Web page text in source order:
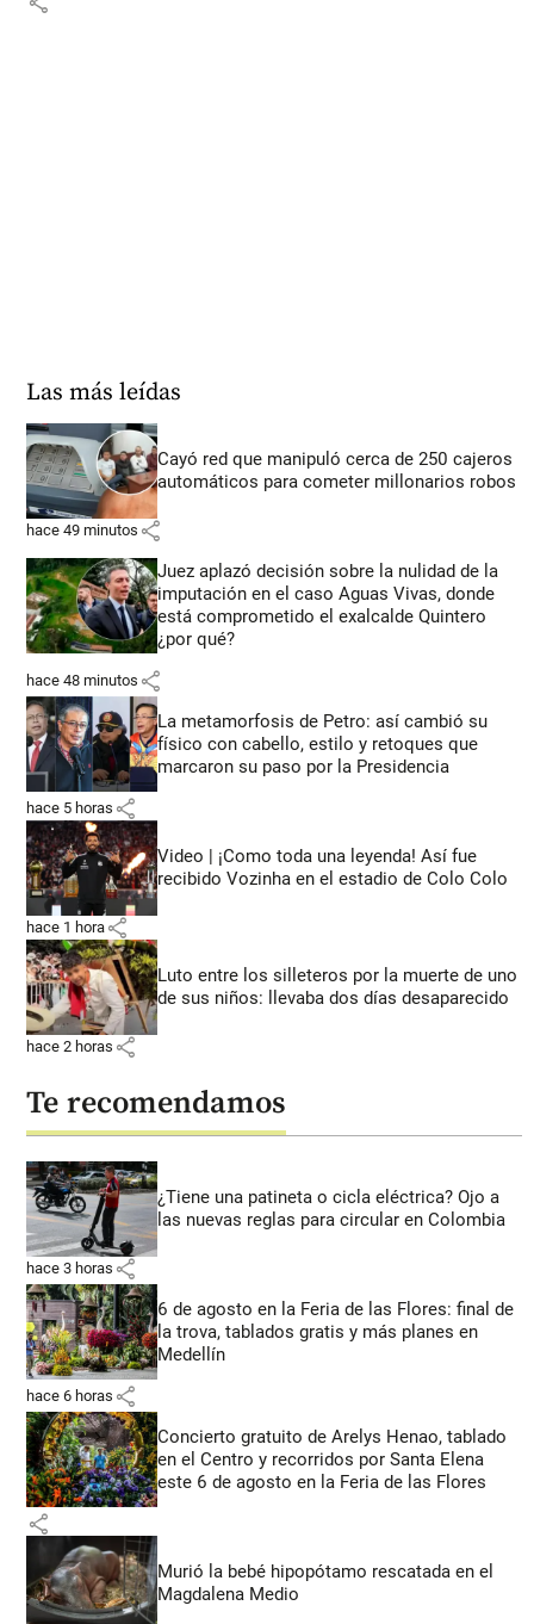
Las más leídas
Cayó red que manipuló cerca de 250 cajeros
automáticos para cometer millonarios robos
hace 49 minutos share
Juez aplazó decisión sobre la nulidad de la
imputación en el caso Aguas Vivas, donde
está comprometido el exalcalde Quintero
¿por qué?
hace 48 minutos share
La metamorfosis de Petro: así cambió su
físico con cabello, estilo y retoques que
marcaron su paso por la Presidencia
hace 5 horas share
Video | ¡Como toda una leyenda! Así fue
recibido Vozinha en el estadio de Colo Colo
hace 1 hora share
Luto entre los silleteros por la muerte de uno
de sus niños: llevaba dos días desaparecido
hace 2 horas share
Te recomendamos
¿Tiene una patineta o cicla eléctrica? Ojo a
las nuevas reglas para circular en Colombia
hace 3 horas share
6 de agosto en la Feria de las Flores: final de
la trova, tablados gratis y más planes en
Medellín
hace 6 horas share
Concierto gratuito de Arelys Henao, tablado
en el Centro y recorridos por Santa Elena
este 6 de agosto en la Feria de las Flores
share
Murió la bebé hipopótamo rescatada en el
Magdalena Medio